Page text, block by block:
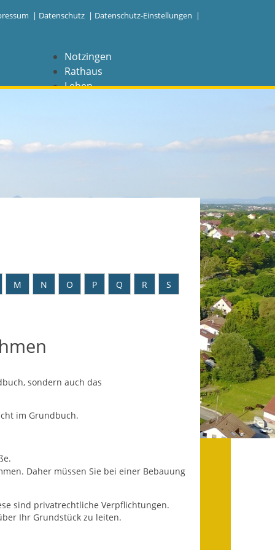
| Datenschutz | Datenschutz-Einstellungen |
Notzingen
Rathaus
Leben
NAVIGATION
Datenschutz
Geschichte und
Was die Alten noch
Lärmaktionsplan
M N O P Q R
S
sondern auch das
im Grundbuch.
Daher müssen Sie bei einer Bebauung
sind privatrechtliche Verpflichtungen.
Ihr Grundstück zu leiten.